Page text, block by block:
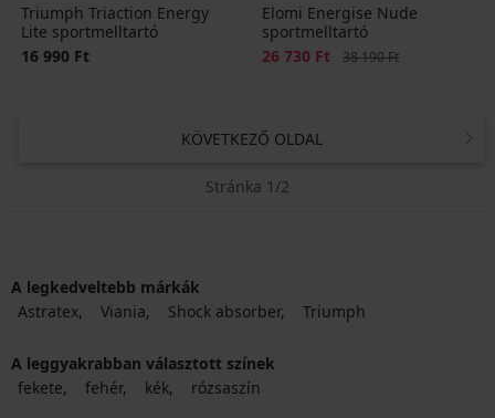
Triumph Triaction Energy
Lite sportmelltartó
16 990 Ft
Elomi Energise Nude
sportmelltartó
Kedvezmény
26 730 Ft Eredeti ár
38 190 Ft
KÖVETKEZŐ OLDAL
Stránka 1/2
A legkedveltebb márkák
Astratex
Viania Shock absorber Triumph
A leggyakrabban választott színek
fekete
fehér kék rózsaszín